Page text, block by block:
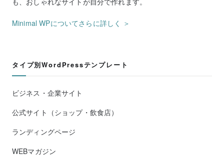
Minimal WPについてさらに詳しく ＞
タイプ別WordPressテンプレート
ビジネス・企業サイト
公式サイト（ショップ・飲食店）
ランディングページ
WEBマガジン